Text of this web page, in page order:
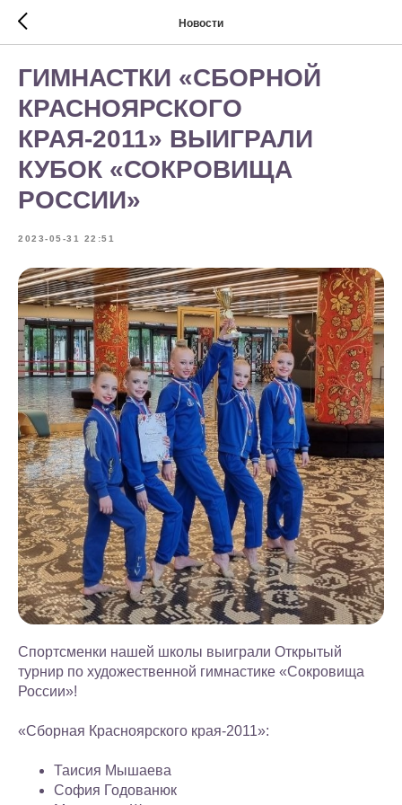
Новости
ГИМНАСТКИ «СБОРНОЙ
КРАСНОЯРСКОГО
КРАЯ-2011» ВЫИГРАЛИ
КУБОК «СОКРОВИЩА
РОССИИ»
2023-05-31 22:51
Спортсменки нашей школы выиграли Открытый
турнир по художественной гимнастике «Сокровища
России»!
«Сборная Красноярского края-2011»:
Таисия Мышаева
София Годованюк